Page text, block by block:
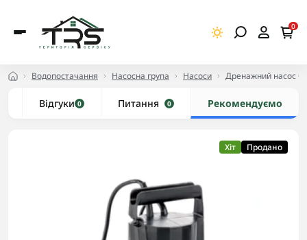
0
Водопостачання Насосна група Насоси Дренажний насос
Відгуки 0 Питання 0 Рекомендуємо
Хіт Продано